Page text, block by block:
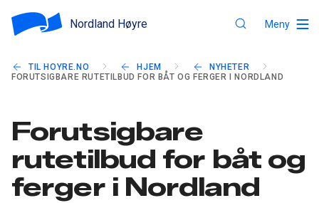
Nordland Høyre Meny
TIL HOYRE.NO HJEM
NYHETER
FORUTSIGBARE RUTETILBUD FOR BÅT OG FERGER I NORDLAND
Forutsigbare
rutetilbud for båt og
ferger i Nordland